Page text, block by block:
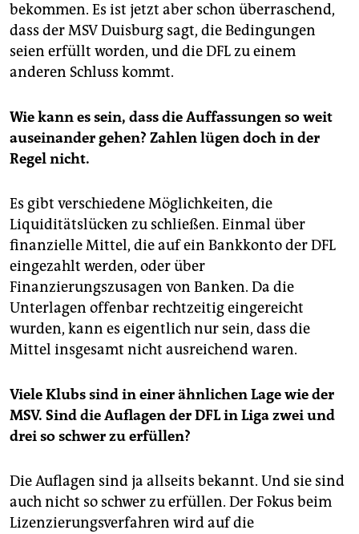
bekommen. Es ist jetzt aber schon überraschend,
dass der MSV Duisburg sagt, die Bedingungen
seien erfüllt worden, und die DFL zu einem
anderen Schluss kommt.
Wie kann es sein, dass die Auffassungen so weit
auseinander gehen? Zahlen lügen doch in der
Regel nicht.
Es gibt verschiedene Möglichkeiten, die
Liquiditätslücken zu schließen. Einmal über
finanzielle Mittel, die auf ein Bankkonto der DFL
eingezahlt werden, oder über
Finanzierungszusagen von Banken. Da die
Unterlagen offenbar rechtzeitig eingereicht
wurden, kann es eigentlich nur sein, dass die
Mittel insgesamt nicht ausreichend waren.
Viele Klubs sind in einer ähnlichen Lage wie der
MSV. Sind die Auflagen der DFL in Liga zwei und
drei so schwer zu erfüllen?
Die Auflagen sind ja allseits bekannt. Und sie sind
auch nicht so schwer zu erfüllen. Der Fokus beim
Lizenzierungsverfahren wird auf die